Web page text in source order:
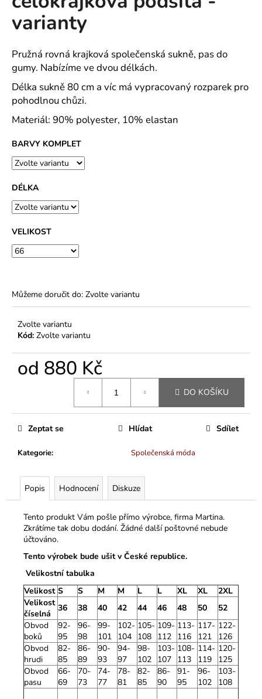
z
hvězdiček.
varianty
Pružná rovná krajková společenská sukně, pas do
gumy. Nabízíme ve dvou délkách.
Délka sukně 80 cm a víc má vypracovaný rozparek pro
pohodlnou chůzi.
Materiál: 90% polyester, 10% elastan
BARVY KOMPLET
DÉLKA
VELIKOST
Můžeme doručit do: Zvolte variantu
Zvolte variantu
Kód: Zvolte variantu
od 880 Kč
DO KOŠÍKU
Kategorie: Společenská móda
Zeptat se Hlídat Sdílet
Popis Hodnocení Diskuze
Tento produkt Vám pošle přímo výrobce, firma Martina.
Zkrátíme tak dobu dodání. Žádné další poštovné nebude
účtováno.
Tento výrobek bude ušit v České republice.
Velikostní tabulka
Velikost S S M M L L XL XL
2XL
Velikost
číselná
36 38 40 42 44 46 48 50
52
Obvod
boků
92-
95
96-
98
99-
101
102-
104
105-
108
109-
112
113-
116
117-
121
122-
126
Obvod
hrudi
82-
85
86-
89
90-
93
94-
97
98-
102
103-
107
108-
113
114-
119
120-
125
Obvod
pasu
66-
69
70-
73
74-
77
78-
81
82-
85
86-
90
91-
95
96-
102
103-
108
j
m
e
DÁMSKÉ
KALHOTY
ŠEDÝ
MELÍR
230G/M2
-
VOLBA
DÉLKY
857
Kč